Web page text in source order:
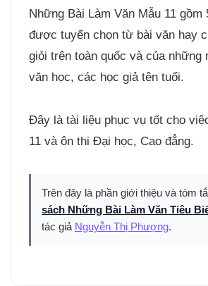
Những Bài Làm Văn Mẫu 11 gồm
được tuyển chọn từ bài văn hay
giỏi trên toàn quốc và của những
văn học, các học giả tên tuổi.
Đây là tài liệu phục vụ tốt cho
11 và ôn thi Đại học, Cao đẳng.
Trên đây là phần giới thiệu và tóm
sách Những Bài Làm Văn Tiêu
tác giả Nguyễn Thị Phượng.